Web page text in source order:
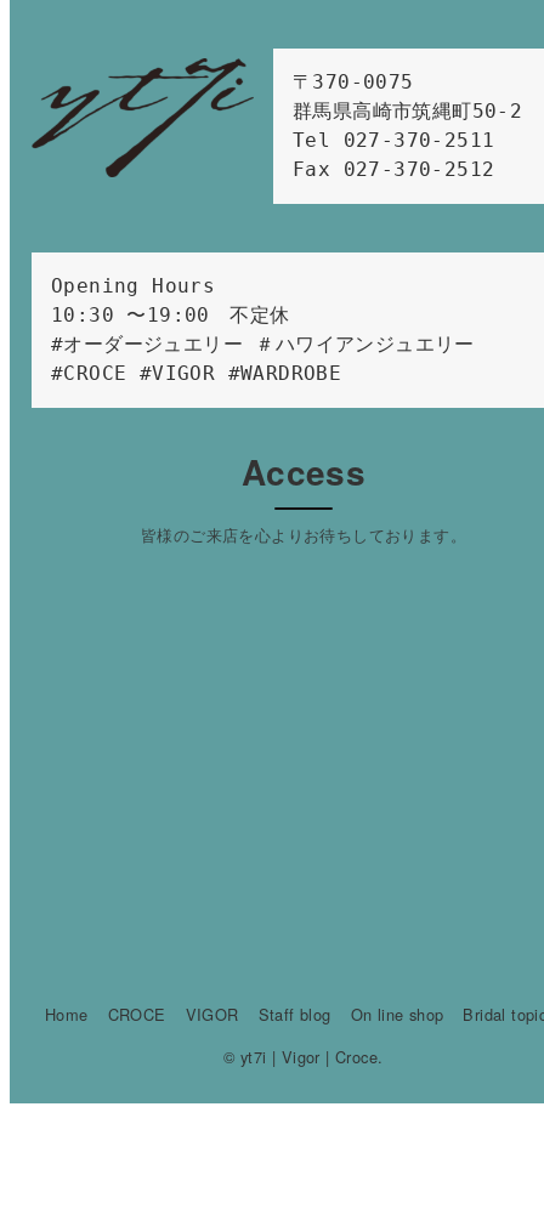
〒370-0075
群馬県高崎市筑縄町50-2
Tel 027-370-2511
Fax 027-370-2512
Opening Hours
10:30 〜19:00　不定休
#オーダージュエリー ＃ハワイアンジュエリー
#CROCE #VIGOR #WARDROBE
Access
皆様のご来店を心よりお待ちしております。
Home CROCE VIGOR Staff blog On line shop
Bridal
© yt7i | Vigor | Croce.